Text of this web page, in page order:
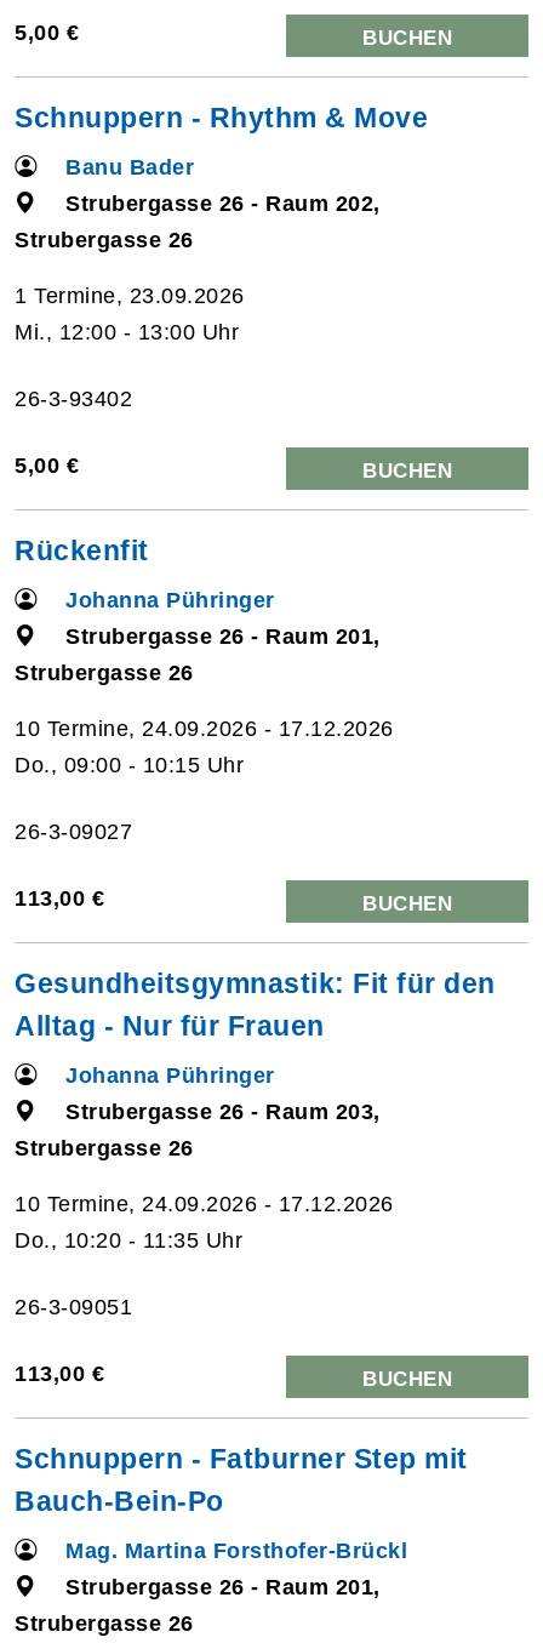
5,00 € BUCHEN
Schnuppern - Rhythm & Move
Banu Bader
Strubergasse 26 - Raum 202,
Strubergasse 26
1 Termine, 23.09.2026
Mi., 12:00 - 13:00 Uhr
26-3-93402
5,00 € BUCHEN
Rückenfit
Johanna Pühringer
Strubergasse 26 - Raum 201,
Strubergasse 26
10 Termine, 24.09.2026 - 17.12.2026
Do., 09:00 - 10:15 Uhr
26-3-09027
113,00 € BUCHEN
Gesundheitsgymnastik: Fit für den
Alltag - Nur für Frauen
Johanna Pühringer
Strubergasse 26 - Raum 203,
Strubergasse 26
10 Termine, 24.09.2026 - 17.12.2026
Do., 10:20 - 11:35 Uhr
26-3-09051
113,00 € BUCHEN
Schnuppern - Fatburner Step mit
Bauch-Bein-Po
Mag. Martina Forsthofer-Brückl
Strubergasse 26 - Raum 201,
Strubergasse 26